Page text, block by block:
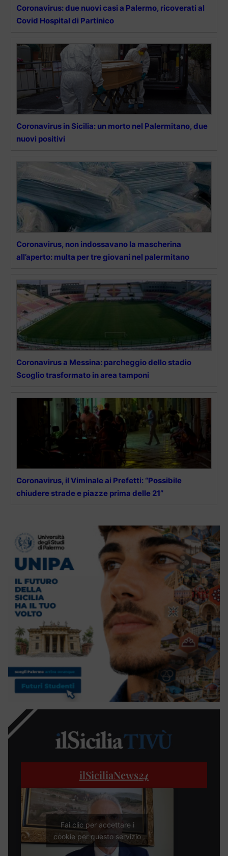
Coronavirus: due nuovi casi a Palermo, ricoverati al
Covid Hospital di Partinico
Coronavirus in Sicilia: un morto nel Palermitano, due
nuovi positivi
Coronavirus, non indossavano la mascherina
all’aperto: multa per tre giovani nel palermitano
Coronavirus a Messina: parcheggio dello stadio
Scoglio trasformato in area tamponi
Coronavirus, il Viminale ai Prefetti: “Possibile
chiudere strade e piazze prima delle 21”
ilSiciliaNews24
Fai clic per accettare i
cookie per questo servizio